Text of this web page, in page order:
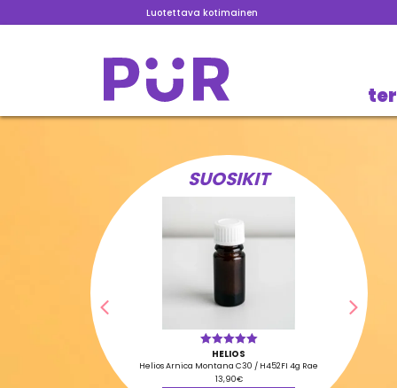
Luotettava kotimainen
SUOSIKIT
Arvostelu
tuotteesta:
5.00/ 5
HELIOS
Helios Arnica Montana C30 / H452FI 4g Rae
13,90€
Edellinen